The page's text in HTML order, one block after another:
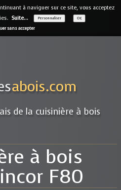
à naviguer sur ce site, vous acceptez
Suite... Personnaliser OK
sans accepter
offre▼
entreprise
▼
▼
abois.com
de la cuisinière à bois
à bois
F80